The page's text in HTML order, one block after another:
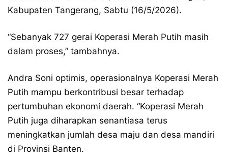
Kabupaten Tangerang, Sabtu (16/5/2026).
“Sebanyak 727 gerai Koperasi Merah Putih masih
dalam proses,” tambahnya.
Andra Soni optimis, operasionalnya Koperasi Merah
Putih mampu berkontribusi besar terhadap
pertumbuhan ekonomi daerah. “Koperasi Merah
Putih juga diharapkan senantiasa terus
meningkatkan jumlah desa maju dan desa mandiri
di Provinsi Banten.